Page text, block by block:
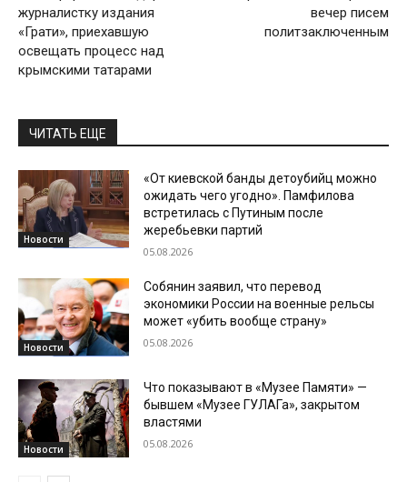
журналистку издания
«Грати», приехавшую
освещать процесс над
крымскими татарами
вечер писем
политзаключенным
ЧИТАТЬ ЕЩЕ
Новости
«От киевской банды детоубийц можно
ожидать чего угодно». Памфилова
встретилась с Путиным после
жеребьевки партий
05.08.2026
Новости
Собянин заявил, что перевод
экономики России на военные рельсы
может «убить вообще страну»
05.08.2026
Новости
Что показывают в «Музее Памяти» —
бывшем «Музее ГУЛАГа», закрытом
властями
05.08.2026